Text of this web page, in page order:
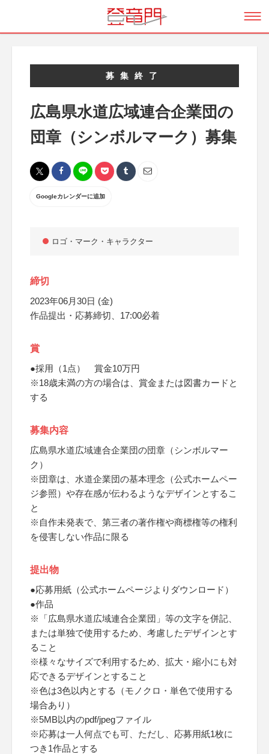
募集終了
広島県水道広域連合企業団の
団章（シンボルマーク）募集
Googleカレンダーに追加
ロゴ・マーク・キャラクター
締切
2023年06月30日 (金)
作品提出・応募締切、17:00必着
賞
●採用（1点） 賞金10万円
※18歳未満の方の場合は、賞金または図書カードと
する
募集内容
広島県水道広域連合企業団の団章（シンボルマー
ク）
※団章は、水道企業団の基本理念（公式ホームペー
ジ参照）や存在感が伝わるようなデザインとするこ
と
※自作未発表で、第三者の著作権や商標権等の権利
を侵害しない作品に限る
提出物
●応募用紙（公式ホームページよりダウンロード）
●作品
※「広島県水道広域連合企業団」等の文字を併記、
または単独で使用するため、考慮したデザインとす
ること
※様々なサイズで利用するため、拡大・縮小にも対
応できるデザインとすること
※色は3色以内とする（モノクロ・単色で使用する
場合あり）
※5MB以内のpdf/jpegファイル
※応募は一人何点でも可、ただし、応募用紙1枚に
つき1作品とする